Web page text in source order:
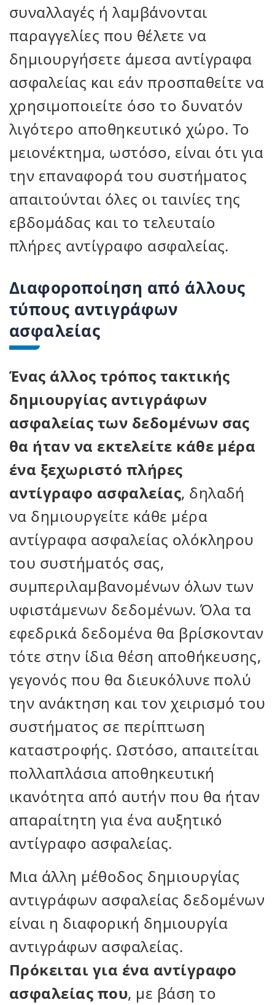
συναλλαγές ή λαμβάνονται
παραγγελίες που θέλετε να
δημιουργήσετε άμεσα αντίγραφα
ασφαλείας και εάν προσπαθείτε να
χρησιμοποιείτε όσο το δυνατόν
λιγότερο αποθηκευτικό χώρο. Το
μειονέκτημα, ωστόσο, είναι ότι για
την επαναφορά του συστήματος
απαιτούνται όλες οι ταινίες της
εβδομάδας και το τελευταίο
πλήρες αντίγραφο ασφαλείας.
Διαφοροποίηση από άλλους
τύπους αντιγράφων
ασφαλείας
Ένας άλλος τρόπος τακτικής
δημιουργίας αντιγράφων
ασφαλείας των δεδομένων σας
θα ήταν να εκτελείτε κάθε μέρα
ένα ξεχωριστό πλήρες
αντίγραφο ασφαλείας, δηλαδή
να δημιουργείτε κάθε μέρα
αντίγραφα ασφαλείας ολόκληρου
του συστήματός σας,
συμπεριλαμβανομένων όλων των
υφιστάμενων δεδομένων. Όλα τα
εφεδρικά δεδομένα θα βρίσκονταν
τότε στην ίδια θέση αποθήκευσης,
γεγονός που θα διευκόλυνε πολύ
την ανάκτηση και τον χειρισμό του
συστήματος σε περίπτωση
καταστροφής. Ωστόσο, απαιτείται
πολλαπλάσια αποθηκευτική
ικανότητα από αυτήν που θα ήταν
απαραίτητη για ένα αυξητικό
αντίγραφο ασφαλείας.
Μια άλλη μέθοδος δημιουργίας
αντιγράφων ασφαλείας δεδομένων
είναι η διαφορική δημιουργία
αντιγράφων ασφαλείας.
Πρόκειται για ένα αντίγραφο
ασφαλείας που, με βάση το